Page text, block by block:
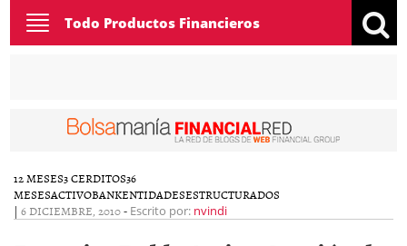
Toggle
navigation
Todo Productos Financieros
12 MESES3 CERDITOS36
MESESACTIVOBANKENTIDADESESTRUCTURADOS
| 6 DICIEMBRE, 2010- Escrito por: nvindi